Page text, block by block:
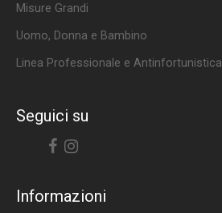
Misure Grandi
Uomo, Donna e Bambino
Linea Professionale e Antinfortunistica
Seguici su
Informazioni